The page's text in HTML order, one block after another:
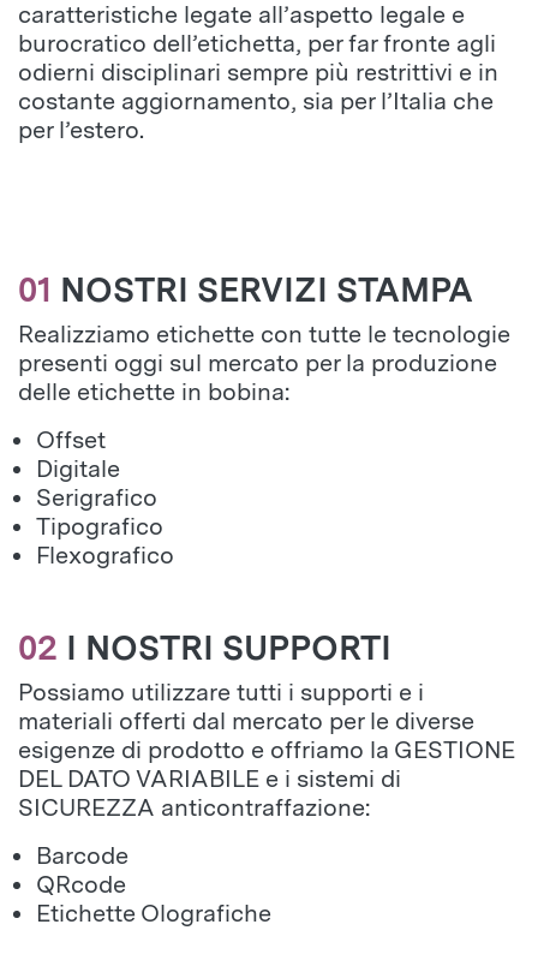
caratteristiche legate all’aspetto legale e
burocratico dell’etichetta, per far fronte agli
odierni disciplinari sempre più restrittivi e in
costante aggiornamento, sia per l’Italia che
per l’estero.
01 NOSTRI SERVIZI STAMPA
Realizziamo etichette con tutte le tecnologie
presenti oggi sul mercato per la produzione
delle etichette in bobina:
Offset
Digitale
Serigrafico
Tipografico
Flexografico
02 I NOSTRI SUPPORTI
Possiamo utilizzare tutti i supporti e i
materiali offerti dal mercato per le diverse
esigenze di prodotto e offriamo la GESTIONE
DEL DATO VARIABILE e i sistemi di
SICUREZZA anticontraffazione:
Barcode
QRcode
Etichette Olografiche